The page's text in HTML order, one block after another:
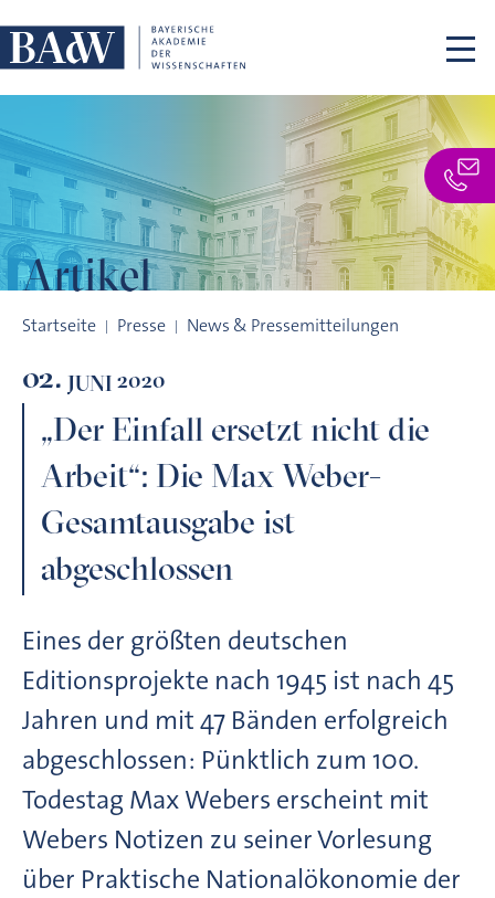
Artikel
Startseite Presse News & Pressemitteilungen
02. JUNI 2020
„Der Einfall ersetzt nicht die
Arbeit“: Die Max Weber-
Gesamtausgabe ist
abgeschlossen
Eines der größten deutschen
Editionsprojekte nach 1945 ist nach 45
Jahren und mit 47 Bänden erfolgreich
abgeschlossen: Pünktlich zum 100.
Todestag Max Webers erscheint mit
Webers Notizen zu seiner Vorlesung
über Praktische Nationalökonomie der